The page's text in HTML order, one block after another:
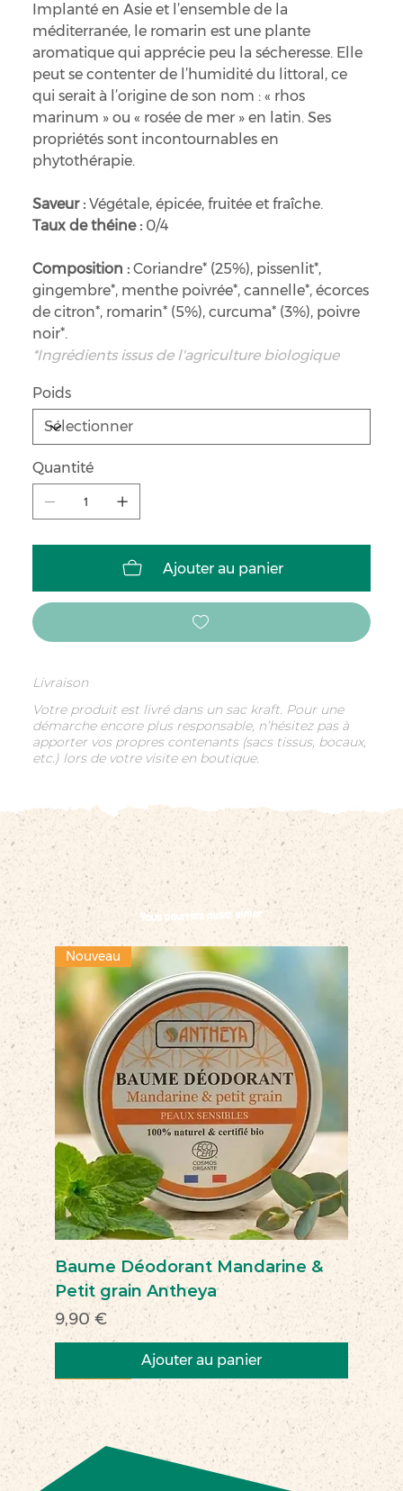
Implanté en Asie et l’ensemble de la
méditerranée, le romarin est une plante
aromatique qui apprécie peu la sécheresse. Elle
peut se contenter de l’humidité du littoral, ce
qui serait à l’origine de son nom : « rhos
marinum » ou « rosée de mer » en latin. Ses
propriétés sont incontournables en
phytothérapie.
Saveur :Végétale, épicée, fruitée et fraîche.
Taux de théine : 0/4
Composition : Coriandre* (25%), pissenlit*,
gingembre*, menthe poivrée*, cannelle*, écorces
de citron*, romarin* (5%), curcuma* (3%), poivre
noir*.
*Ingrédients issus de l'agriculture biologique
Poids
Quantité
Ajouter au panier
Livraison
Votre produit est livré dans un sac kraft. Pour une
démarche encore plus responsable, n’hésitez pas à
apporter vos propres contenants (sacs tissus, bocaux,
etc.) lors de votre visite en boutique.
Vous pourriez aussi aimer
Nouveau
Baume Déodorant Mandarine &
Petit grain Antheya
Prix
9,90 €
Ajouter au panier
Nouveau
Nouveau
Nouveau
Nouveau
Nouveau
Nouveau
Nouveau
Nouveauté
Nouveau
Nouveau
Commerce équitable
Nouveau